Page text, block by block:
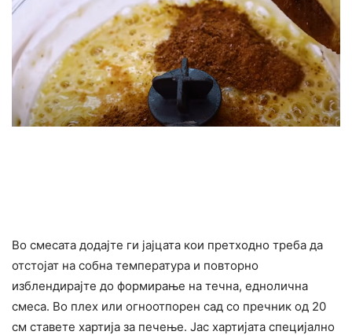
Во смесата додајте ги јајцата кои претходно треба да
отстојат на собна температура и повторно
изблендирајте до формирање на течна, еднолична
смеса. Во плех или огноотпорен сад со пречник од 20
см ставете хартија за печење. Јас хартијата специјално